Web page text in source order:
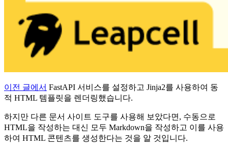
이전 글에서 FastAPI 서비스를 설정하고 Jinja2를 사용하여 동
적 HTML 템플릿을 렌더링했습니다.
하지만 다른 문서 사이트 도구를 사용해 보았다면, 수동으로
HTML을 작성하는 대신 모두 Markdown을 작성하고 이를 사용
하여 HTML 콘텐츠를 생성한다는 것을 알 것입니다.